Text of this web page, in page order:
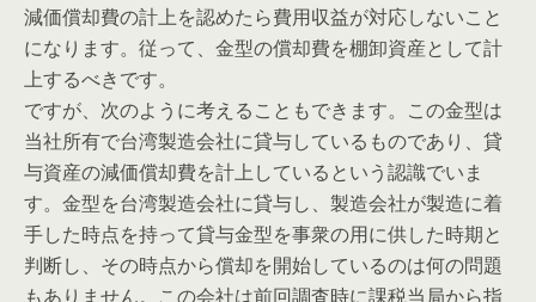
減価償却費の計上を認めたら費用収益が対応しないこと
になります。従って、金型の償却費を棚卸資産として計
上するべきです。
ですが、次のように考えることもできます。この金型は
当社所有で台湾製造会社に貸与しているものであり、貸
与資産の減価償却費を計上しているという認識でいま
す。金型を台湾製造会社に貸与し、製造会社が製造に着
手した時点を持って貸与金型を事衆の用に供した時期と
判断し、その時点から償却を開始しているのは何の問題
もありません。この会社は前回調査時に課税当局から指